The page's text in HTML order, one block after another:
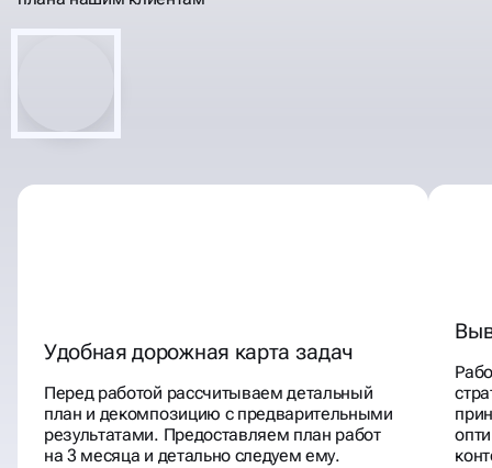
Удобная дорожная карта задач
Перед работой рассчитываем детальный
план и декомпозицию с предварительными
результатами. Предоставляем план работ
на 3 месяца и детально следуем ему.